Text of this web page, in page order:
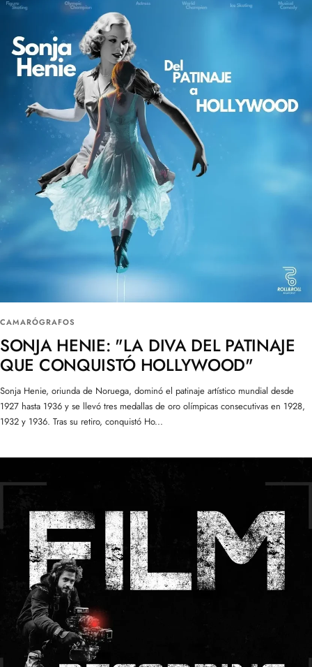
CAMARÓGRAFOS
SONJA HENIE: "LA DIVA DEL PATINAJE
QUE CONQUISTÓ HOLLYWOOD"
Sonja Henie, oriunda de Noruega, dominó el patinaje artístico mundial desde
1927 hasta 1936 y se llevó tres medallas de oro olímpicas consecutivas en 1928,
1932 y 1936. Tras su retiro, conquistó Ho...